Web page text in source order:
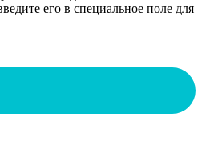
его в специальное поле для